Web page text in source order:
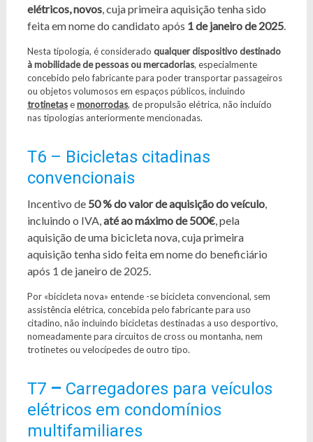
elétricos, novos, cuja primeira aquisição tenha sido
feita em nome do candidato após 1 de janeiro de 2025.
Nesta tipologia, é considerado qualquer dispositivo destinado
à mobilidade de pessoas ou mercadorias, especialmente
concebido pelo fabricante para poder transportar passageiros
ou objetos volumosos em espaços públicos, incluindo
trotinetasemonorrodas, de propulsão elétrica, não incluído
nas tipologias anteriormente mencionadas.
T6 – Bicicletas citadinas
convencionais
Incentivo de 50 % do valor de aquisição do veículo,
incluindo o IVA,até ao máximo de 500€, pela
aquisição de uma bicicleta nova, cuja primeira
aquisição tenha sido feita em nome do beneficiário
após 1 de janeiro de 2025.
Por «bicicleta nova» entende -se bicicleta convencional, sem
assistência elétrica, concebida pelo fabricante para uso
citadino, não incluindo bicicletas destinadas a uso desportivo,
nomeadamente para circuitos de cross ou montanha, nem
trotinetes ou velocípedes de outro tipo.
T7 – Carregadores para veículos
elétricos em condomínios
multifamiliares